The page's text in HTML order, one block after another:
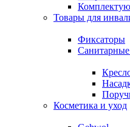
Товары для
Фиксаторы
Косметика и уход